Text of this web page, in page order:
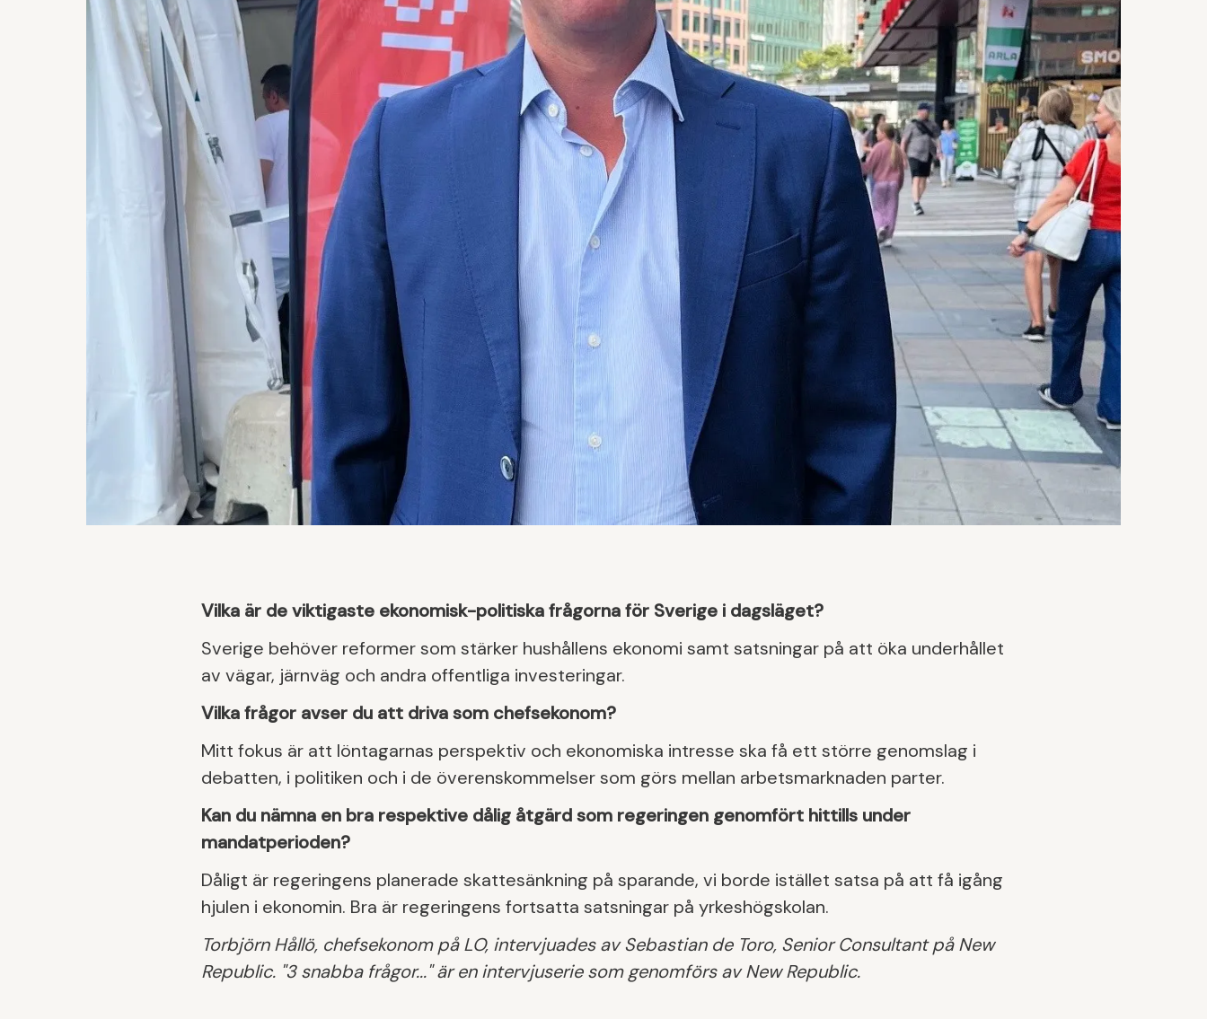
Vilka är de viktigaste ekonomisk-politiska frågorna för Sverige i dagsläget?
Sverige behöver reformer som stärker hushållens ekonomi samt satsningar på att öka underhållet
av vägar, järnväg och andra offentliga investeringar.
Vilka frågor avser du att driva som chefsekonom?
Mitt fokus är att löntagarnas perspektiv och ekonomiska intresse ska få ett större genomslag i
debatten, i politiken och i de överenskommelser som görs mellan arbetsmarknaden parter.
Kan du nämna en bra respektive dålig åtgärd som regeringen genomfört hittills under
mandatperioden?
Dåligt är regeringens planerade skattesänkning på sparande, vi borde istället satsa på att få igång
hjulen i ekonomin. Bra är regeringens fortsatta satsningar på yrkeshögskolan.
Torbjörn Hållö, chefsekonom på LO, intervjuades av Sebastian de Toro, Senior Consultant på New
Republic. "3 snabba frågor..." är en intervjuserie som genomförs av New Republic.